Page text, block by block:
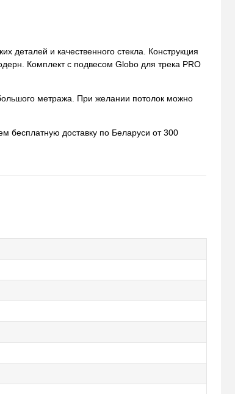
деталей и качественного стекла. Конструкция
Комплект с подвесом Globo для трека PRO
метража. При желании потолок можно
бесплатную доставку по Беларуси от 300